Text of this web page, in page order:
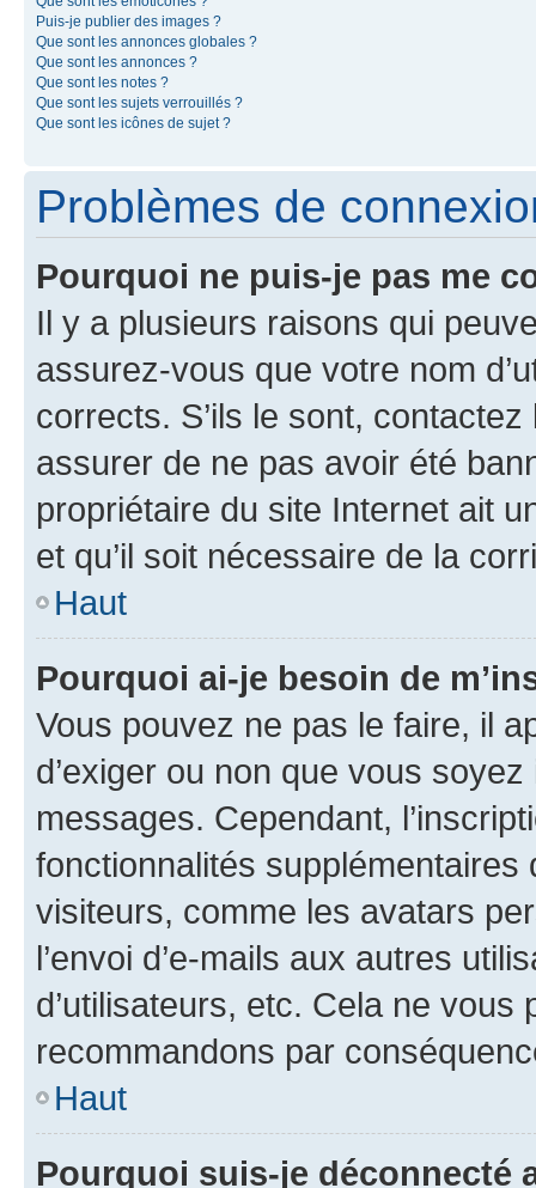
Puis-je publier des images ?
Que sont les annonces globales ?
Que sont les annonces ?
Que sont les notes ?
Que sont les sujets verrouillés ?
Que sont les icônes de sujet ?
Problèmes de
Pourquoi ne puis-je pas me
Il y a plusieurs raisons qui
assurez-vous que votre nom
corrects. S’ils le sont,
assurer de ne pas avoir été
propriétaire du site Internet ait
et qu’il soit nécessaire de la
Haut
Pourquoi ai-je besoin de
Vous pouvez ne pas le faire, il
d’exiger ou non que vous
messages. Cependant,
fonctionnalités
visiteurs, comme les avatars
l’envoi d’e-mails aux autres
d’utilisateurs, etc. Cela ne vous
recommandons par
Haut
Pourquoi suis-je déconnecté